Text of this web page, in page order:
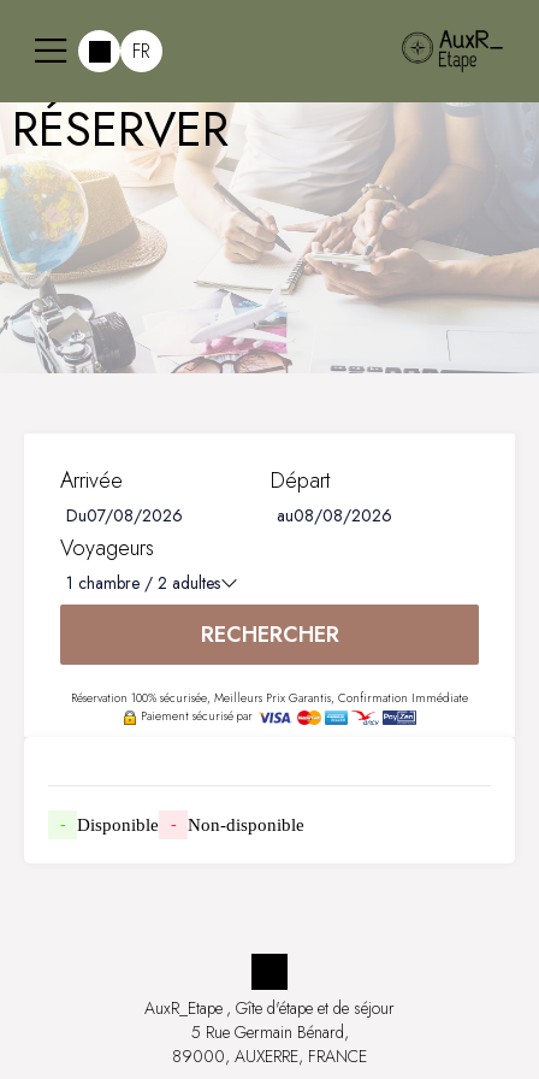
FR
RÉSERVER
Arrivée
Du
Départ
au
Voyageurs
1 chambre / 2 adultes
RECHERCHER
Réservation 100% sécurisée, Meilleurs Prix Garantis, Confirmation Immédiate
Paiement sécurisé par
- Disponible - Non-disponible
AuxR_Etape , Gîte d'étape et de séjour
5 Rue Germain Bénard,
89000, AUXERRE, FRANCE